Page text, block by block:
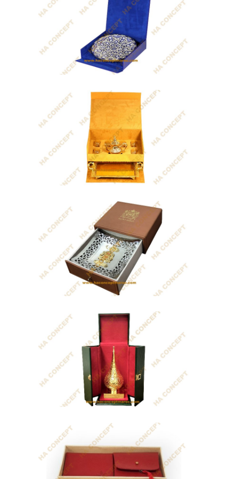
- Marque-pages fait main, conçu en
coffret cadeau fin d'année entreprise
Coffret Luna
HA CONCEPT est une société
Coffret Magnificence
HA CONCEPT spécialisée dans la
Coffret Magic Flame
Coffret Chic